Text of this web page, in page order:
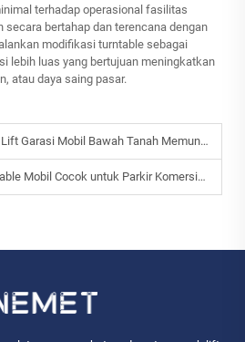
terhadap operasional fasilitas
secara bertahap dan terencana dengan
modifikasi turntable sebagai
lebih luas yang bertujuan meningkatkan
atau daya saing pasar.
Mobil Bawah Tanah Memungkinkan Parkir Cerdas di Perkotaan?
Cocok untuk Parkir Komersial dan Proyek B2B?